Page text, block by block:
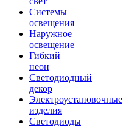
Системы
освещения
Наружное
освещение
Гибкий
неон
Светодиодный
декор
Электроустановочные
изделия
Светодиоды